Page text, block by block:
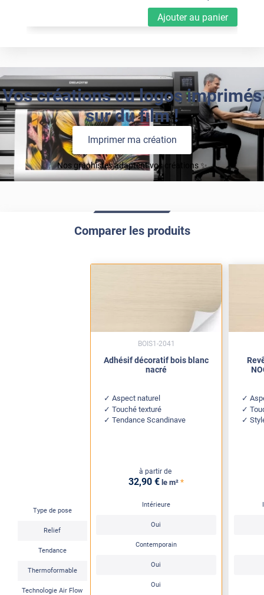
Ajouter au panier
Vos créations ou logos imprimés
sur du film !
Imprimer ma création
Nos graphistes adaptent vos créations ✨
Comparer les produits
Type de pose
Relief
Tendance
Thermoformable
Technologie Air Flow
Adhésif décoratif bois blanc
nacré
Aspect naturel
Touché texturé
Tendance Scandinave
à partir de
32,90 € le m² *
Intérieure
Oui
Contemporain
Oui
Oui
BOIS1-2041